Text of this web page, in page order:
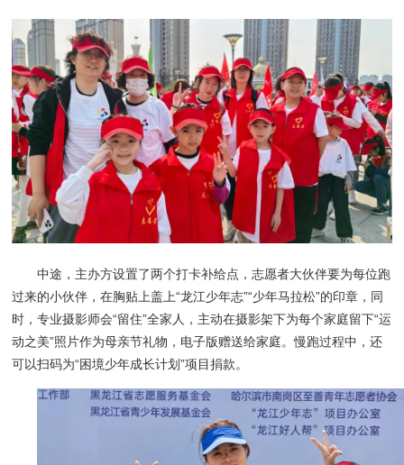
中途，主办方设置了两个打卡补给点，志愿者大伙伴要为每位跑
过来的小伙伴，在胸贴上盖上“龙江少年志”“少年马拉松”的印章，同
时，专业摄影师会“留住”全家人，主动在摄影架下为每个家庭留下“运
动之美”照片作为母亲节礼物，电子版赠送给家庭。慢跑过程中，还
可以扫码为“困境少年成长计划”项目捐款。